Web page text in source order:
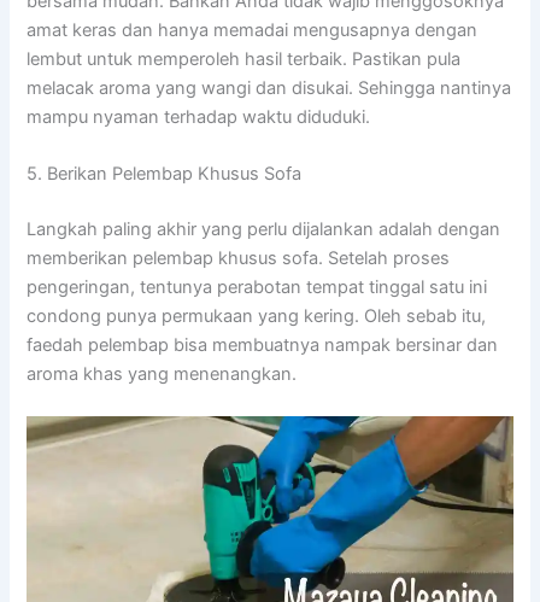
amat keras dan hanya memadai mengusapnya dengan
lembut untuk memperoleh hasil terbaik. Pastikan pula
melacak aroma yang wangi dan disukai. Sehingga nantinya
mampu nyaman terhadap waktu diduduki.
5. Berikan Pelembap Khusus Sofa
Langkah paling akhir yang perlu dijalankan adalah dengan
memberikan pelembap khusus sofa. Setelah proses
pengeringan, tentunya perabotan tempat tinggal satu ini
condong punya permukaan yang kering. Oleh sebab itu,
faedah pelembap bisa membuatnya nampak bersinar dan
aroma khas yang menenangkan.